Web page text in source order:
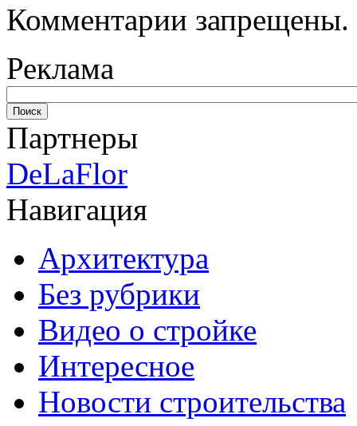
Комментарии запрещены.
Реклама
Партнеры
DeLaFlor
Навигация
Архитектура
Без рубрики
Видео о стройке
Интересное
Новости строительства